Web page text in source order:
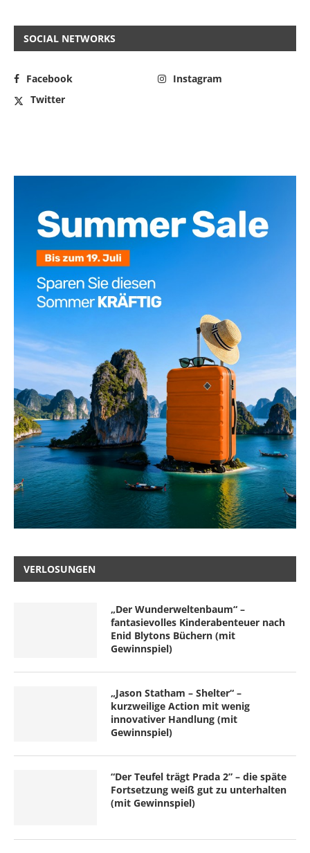
SOCIAL NETWORKS
Facebook
Instagram
Twitter
VERLOSUNGEN
„Der Wunderweltenbaum“ –
fantasievolles Kinderabenteuer nach
Enid Blytons Büchern (mit
Gewinnspiel)
„Jason Statham – Shelter“ –
kurzweilige Action mit wenig
innovativer Handlung (mit
Gewinnspiel)
“Der Teufel trägt Prada 2” – die späte
Fortsetzung weiß gut zu unterhalten
(mit Gewinnspiel)